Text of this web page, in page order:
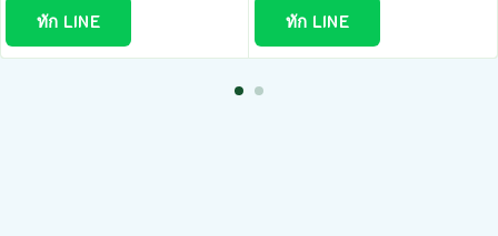
ทัก LINE ทัก LINE